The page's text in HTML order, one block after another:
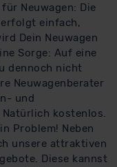
Neuwagen: Die
erfolgt einfach,
Dein Neuwagen
Sorge: Auf eine
dennoch nicht
Neuwagenberater
und
kostenlos.
Problem! Neben
unsere attraktiven
Diese kannst